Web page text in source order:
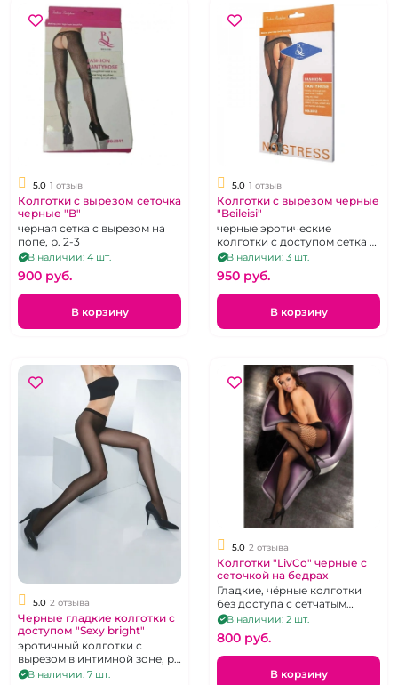
5.0 1 отзыв
Колготки с вырезом сеточка
черные "B"
черная сетка с вырезом на
попе, р. 2-3
В наличии: 4 шт.
900 pуб.
В корзину
5.0 1 отзыв
Колготки с вырезом черные
"Beileisi"
черные эротические
колготки с доступом сетка с
имитацией чулок
В наличии: 3 шт.
950 pуб.
В корзину
5.0 2 отзыва
Черные гладкие колготки с
доступом "Sexy bright"
эротичный колготки с
вырезом в интимной зоне, р.
1/2В наличии: 7 шт.
5.0 2 отзыва
Колготки "LivCo" черные с
сеточкой на бедрах
Гладкие, чёрные колготки
без доступа с сетчатым
фрагментом на бёдрах. Р 42-
48
В наличии: 2 шт.
800 pуб.
В корзину